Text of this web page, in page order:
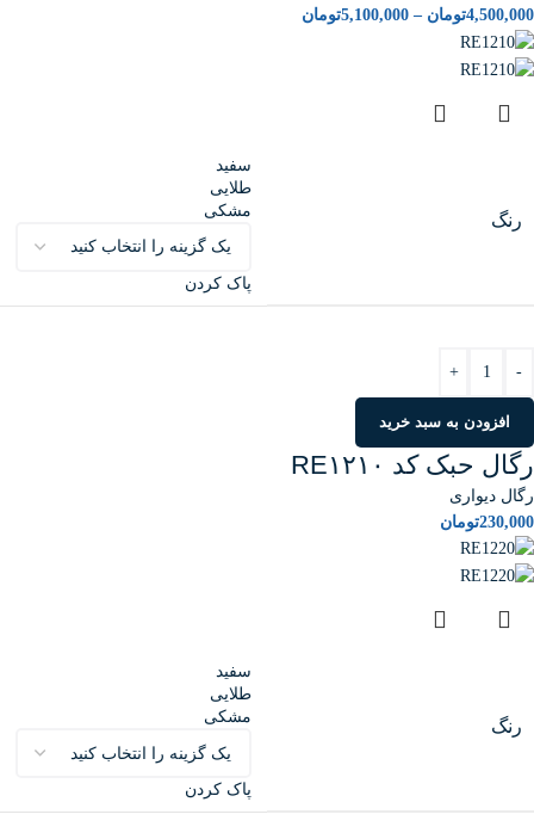
4,500,000تومان –
5,100,000تومان
رنگ
سفید
طلایی
مشکی
پاک کردن
-
+
افزودن به سبد خرید
رگال حبک کد RE۱۲۱۰
رگال دیواری
230,000تومان
رنگ
سفید
طلایی
مشکی
پاک کردن